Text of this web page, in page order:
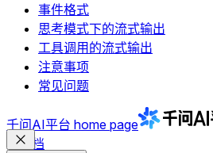
事件格式
思考模式下的流式输出
工具调用的流式输出
注意事项
常见问题
千问AI平台 home page
文档